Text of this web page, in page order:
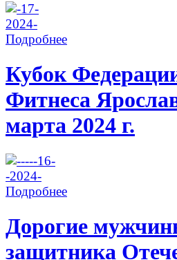
Подробнее
Кубок
Фитнеса
марта 2024 г.
Подробнее
Дорогие
защитника